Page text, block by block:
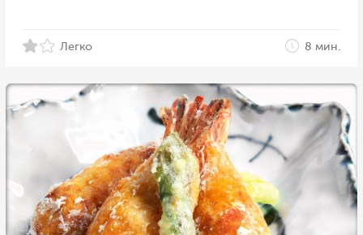
Легко 8 мин.